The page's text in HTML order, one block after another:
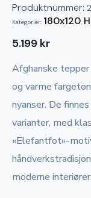
Produktnummer:
Kategorier: 180x120
5.199 kr
Afghanske
og varme
nyanser. De
varianter, med
«Elefantfot»-
moderne interiører.